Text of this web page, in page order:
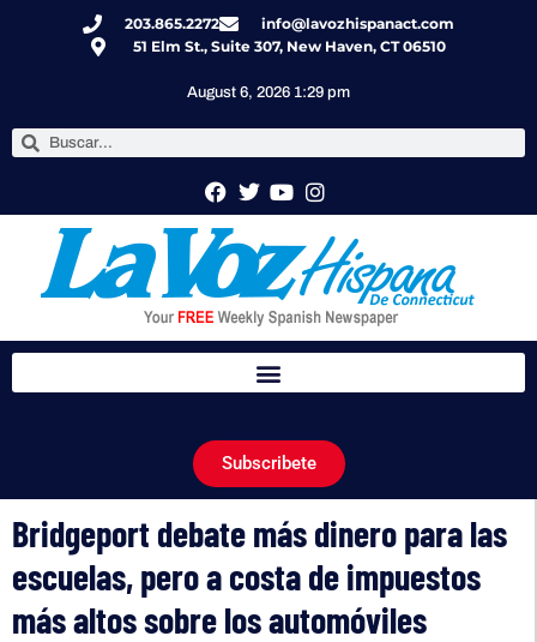
203.865.2272
info@lavozhispanact.com
51 Elm St., Suite 307, New Haven, CT 06510
August 6, 2026 1:29 pm
Subscribete
Bridgeport debate más dinero para las
escuelas, pero a costa de impuestos
más altos sobre los automóviles